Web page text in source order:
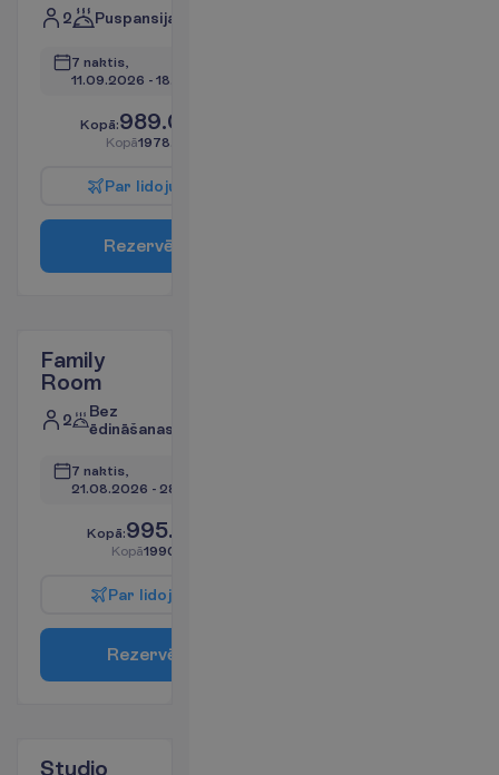
2 Puspansija
7 naktis,
11.09.2026 - 18.09.2026
Kopā:989.00
Kopā1978.00
Par lidoju
Rezervē
Family
Room
2
Bez
ēdināšanas
7 naktis,
21.08.2026 - 28.08.2026
Kopā:995.00
Kopā1990.00
Par lidoj
Rezervē
Studio